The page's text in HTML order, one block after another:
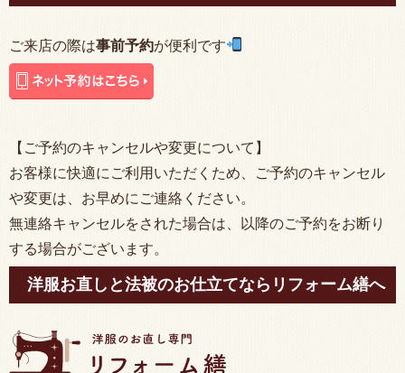
ご来店の際は事前予約が便利です
【ご予約のキャンセルや変更について】
お客様に快適にご利用いただくため、ご予約のキャンセル
や変更は、お早めにご連絡ください。
無連絡キャンセルをされた場合は、以降のご予約をお断り
する場合がございます。
洋服お直しと法被のお仕立てならリフォーム繕へ